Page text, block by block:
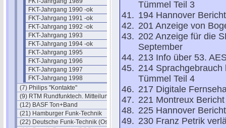
FKT-Jahrgang 1990 -ok
FKT-Jahrgang 1991 -ok
FKT-Jahrgang 1992 -ok
FKT-Jahrgang 1993
FKT-Jahrgang 1994 -ok
FKT-Jahrgang 1995
FKT-Jahrgang 1996
FKT-Jahrgang 1997
FKT-Jahrgang 1998
(7) Philips "Kontakte"
(9) RTM Rundfunktech. Mitteilungen
(12) BASF Ton+Band
(21) Hamburger Funk-Technik
(22) Deutsche Funk-Technik (Ost)
Tümmel Teil 3
194 Hannover
201 Anzeige von
202 Anzeige für die
September
213 Info über 53.
214
Tümmel Teil 4
217 Digitale
221 Montreux Bericht
225 Hannover
230 Franz Petrik